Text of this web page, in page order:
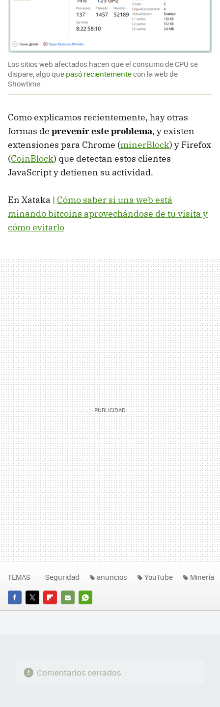
Los sitios web afectados hacen que el consumo de CPU se
dispare, algo que pasó recientementecon la web de
Showtime.
Como explicamos recientemente, hay otras
formas de prevenir este problema, y existen
extensiones para Chrome (minerBlock) y Firefox
(CoinBlock) que detectan estos clientes
JavaScript y detienen su actividad.
En Xataka | Cómo saber si una web está
minando bitcoins aprovechándose de tu visita y
cómo evitarlo
FACEBOOK
TWITTERFLIPBOARD
E-
WHATSAPP
TEMAS Seguridad anuncios YouTube Minería
Comentarios cerrados